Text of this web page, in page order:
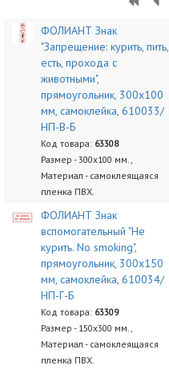
ФОЛИАНТ Знак
"Запрещение: курить, пить,
есть, прохода с
животными",
прямоугольник, 300х100
мм, самоклейка, 610033/
НП-В-Б
Код товара: 63308
Размер - 300х100 мм.,
Материал - самоклеящаяся
пленка ПВХ.
ФОЛИАНТ Знак
вспомогательный "Не
курить. No smoking",
прямоугольник, 300х150
мм, самоклейка, 610034/
НП-Г-Б
Код товара: 63309
Размер - 150х300 мм.,
Материал - самоклеящаяся
пленка ПВХ.